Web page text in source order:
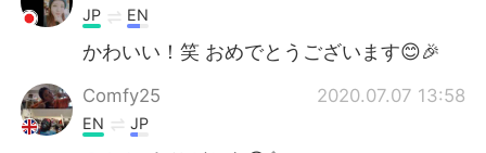
JP EN
かわいい！笑 おめでとうございます😊🎉
Comfy25 2020.07.07 13:58
EN JP